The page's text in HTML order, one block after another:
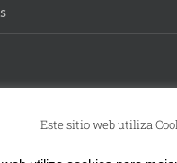
Este sitio web utiliza